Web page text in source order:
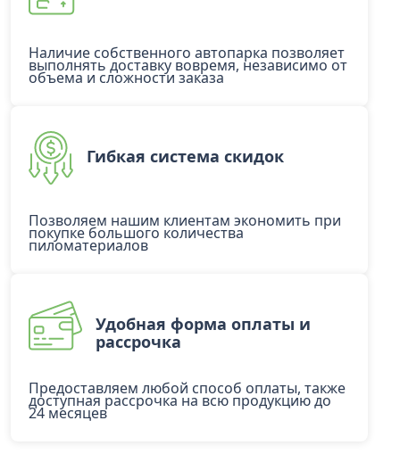
Наличие собственного автопарка позволяет
выполнять доставку вовремя, независимо от
объема и сложности заказа
Гибкая система скидок
Позволяем нашим клиентам экономить при
покупке большого количества
пиломатериалов
Удобная форма оплаты и
рассрочка
Предоставляем любой способ оплаты, также
доступная рассрочка на всю продукцию до
24 месяцев